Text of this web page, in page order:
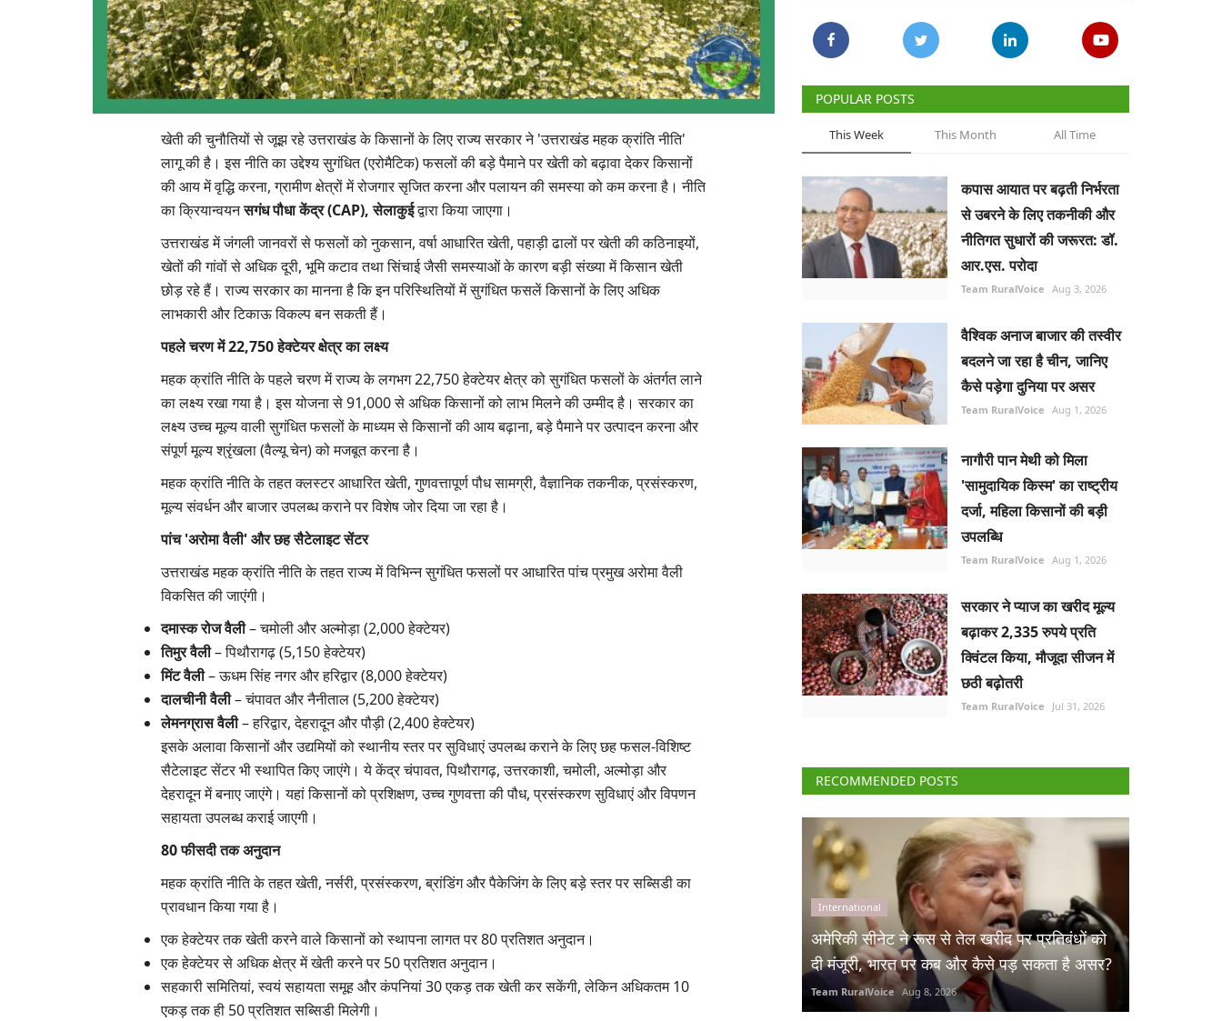
खेती की चुनौतियों से जूझ रहे उत्तराखंड के किसानों के लिए राज्य सरकार ने 'उत्तराखंड महक क्रांति नीति'
लागू की है। इस नीति का उद्देश्य सुगंधित (एरोमैटिक) फसलों की बड़े पैमाने पर खेती को बढ़ावा देकर किसानों
की आय में वृद्धि करना, ग्रामीण क्षेत्रों में रोजगार सृजित करना और पलायन की समस्या को कम करना है। नीति
का क्रियान्वयनसगंध पौधा केंद्र(CAP),सेलाकुईद्वारा किया जाएगा।
उत्तराखंड में जंगली जानवरों से फसलों को नुकसान, वर्षा आधारित खेती, पहाड़ी ढालों पर खेती की कठिनाइयों,
खेतों की गांवों से अधिक दूरी, भूमि कटाव तथा सिंचाई जैसी समस्याओं के कारण बड़ी संख्या में किसान खेती
छोड़ रहे हैं। राज्य सरकार का मानना है कि इन परिस्थितियों में सुगंधित फसलें किसानों के लिए अधिक
लाभकारी और टिकाऊ विकल्प बन सकती हैं।
पहले चरण में 22,750हेक्टेयर क्षेत्र का लक्ष्य
महक क्रांति नीति के पहले चरण में राज्य के लगभग 22,750 हेक्टेयर क्षेत्र को सुगंधित फसलों के अंतर्गत लाने
का लक्ष्य रखा गया है। इस योजना से 91,000 से अधिक किसानों को लाभ मिलने की उम्मीद है। सरकार का
लक्ष्य उच्च मूल्य वाली सुगंधित फसलों के माध्यम से किसानों की आय बढ़ाना, बड़े पैमाने पर उत्पादन करना और
संपूर्ण मूल्य श्रृंखला (वैल्यू चेन) को मजबूत करना है।
महक क्रांति नीति के तहत क्लस्टर आधारित खेती, गुणवत्तापूर्ण पौध सामग्री, वैज्ञानिक तकनीक, प्रसंस्करण,
मूल्य संवर्धन और बाजार उपलब्ध कराने पर विशेष जोर दिया जा रहा है।
पांच 'अरोमा वैली'और छह सैटेलाइट सेंटर
उत्तराखंड महक क्रांति नीति के तहत राज्य में विभिन्न सुगंधित फसलों पर आधारित पांच प्रमुख अरोमा वैली
विकसित की जाएंगी।
दमास्क रोज वैली– चमोली और अल्मोड़ा (2,000 हेक्टेयर)
तिमुर वैली– पिथौरागढ़ (5,150 हेक्टेयर)
मिंट वैली– ऊधम सिंह नगर और हरिद्वार (8,000 हेक्टेयर)
दालचीनी वैली– चंपावत और नैनीताल (5,200 हेक्टेयर)
लेमनग्रास वैली– हरिद्वार, देहरादून और पौड़ी (2,400 हेक्टेयर)
इसके अलावा किसानों और उद्यमियों को स्थानीय स्तर पर सुविधाएं उपलब्ध कराने के लिए छह फसल-विशिष्ट
सैटेलाइट सेंटर भी स्थापित किए जाएंगे। ये केंद्र चंपावत, पिथौरागढ़, उत्तरकाशी, चमोली, अल्मोड़ा और
देहरादून में बनाए जाएंगे। यहां किसानों को प्रशिक्षण, उच्च गुणवत्ता की पौध, प्रसंस्करण सुविधाएं और विपणन
सहायता उपलब्ध कराई जाएगी।
80 फीसदी तक अनुदान
महक क्रांति नीति के तहत खेती, नर्सरी, प्रसंस्करण, ब्रांडिंग और पैकेजिंग के लिए बड़े स्तर पर सब्सिडी का
प्रावधान किया गया है।
एक हेक्टेयर तक खेती करने वाले किसानों को स्थापना लागत पर 80 प्रतिशत अनुदान।
एक हेक्टेयर से अधिक क्षेत्र में खेती करने पर 50 प्रतिशत अनुदान।
सहकारी समितियां, स्वयं सहायता समूह और कंपनियां 30 एकड़ तक खेती कर सकेंगी, लेकिन अधिकतम 10
एकड़ तक ही 50 प्रतिशत सब्सिडी मिलेगी।
POPULAR POSTS
This Week This Month All Time
कपास आयात पर बढ़ती निर्भरता
से उबरने के लिए तकनीकी और
नीतिगत सुधारों की जरूरत: डॉ.
आर.एस. परोदा
Team RuralVoice Aug 3, 2026
वैश्विक अनाज बाजार की तस्वीर
बदलने जा रहा है चीन, जानिए
कैसे पड़ेगा दुनिया पर असर
Team RuralVoice Aug 1, 2026
नागौरी पान मेथी को मिला
'सामुदायिक किस्म' का राष्ट्रीय
दर्जा, महिला किसानों की बड़ी
उपलब्धि
Team RuralVoice Aug 1, 2026
सरकार ने प्याज का खरीद मूल्य
बढ़ाकर 2,335 रुपये प्रति
क्विंटल किया, मौजूदा सीजन में
छठी बढ़ोतरी
Team RuralVoice Jul 31, 2026
RECOMMENDED POSTS
International
अमेरिकी सीनेट ने रूस से तेल खरीद पर प्रतिबंधों को
दी मंजूरी, भारत पर कब और कैसे पड़ सकता है असर?
Team RuralVoice Aug 8, 2026